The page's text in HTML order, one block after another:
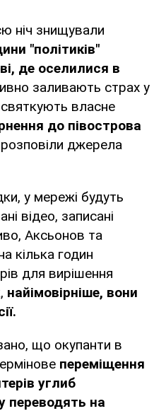
ніч знищували
"політиків"
де оселилися в
заливають страх у
святкують власне
до півострова
джерела
у мережі будуть
відео, записані
Аксьонов та
кілька годин
для вирішення
найімовірніше, вони
що окупанти в
переміщення
углиб
переводять на